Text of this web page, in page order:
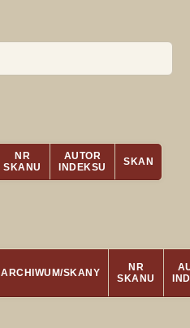
NR
SKANU
AUTOR
INDEKSU
SKAN
ARCHIWUM/SKANY
NR
SKANU